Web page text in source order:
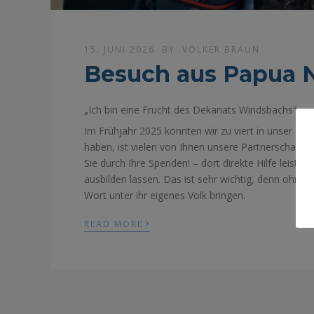
15. JUNI 2026 BY VOLKER BRAUN
Besuch aus Papua
„Ich bin eine Frucht des Dekanats Windsbachs“
Im Frühjahr 2025 konnten wir zu viert in unser
haben, ist vielen von Ihnen unsere Partnerschaft
Sie durch Ihre Spenden! – dort direkte Hilfe
ausbilden lassen. Das ist sehr wichtig, denn
Wort unter ihr eigenes Volk bringen.
READ MORE ›